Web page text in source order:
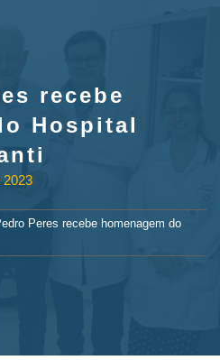
recebe
Hospital
2023
Peres recebe homenagem do